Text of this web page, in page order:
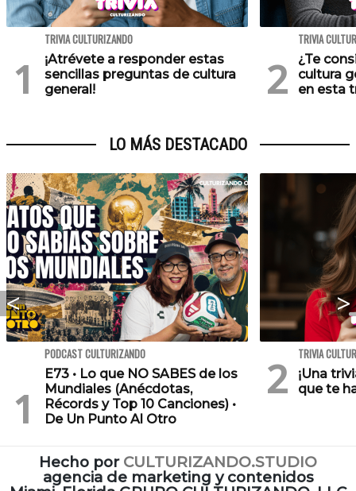
TRIVIA CULTURIZANDO
¡Atrévete a responder estas
sencillas preguntas de cultura
general!
TRIVIA
¿Te
cultura
en esta
LO MÁS DESTACADO
PODCAST CULTURIZANDO
E73 • Lo que NO SABES de los
Mundiales (Anécdotas,
Récords y Top 10 Canciones) •
De Un Punto Al Otro
TRIVIA
¡Una
que te
Hecho por CULTURIZANDO.STUDIO
agencia de marketing y contenidos